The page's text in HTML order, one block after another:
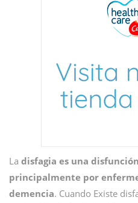
La disfagia es una
principalmente por
demencia. Cuando Existe